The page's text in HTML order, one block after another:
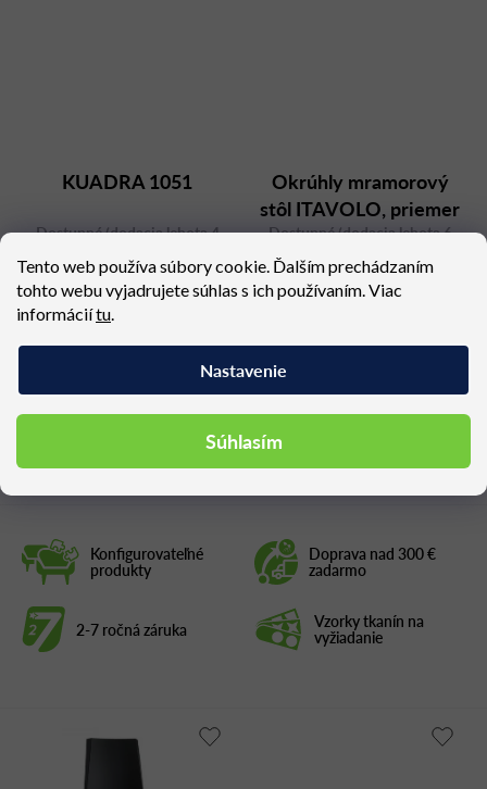
Tento web používa súbory cookie. Ďalším prechádzaním
tohto webu vyjadrujete súhlas s ich používaním. Viac
informáciítu
Nastavenie
Súhlasím
Konfigurovateľné
produkty
Doprava nad 300 €
zadarmo
2-7 ročná záruka Vzorky tkanín na
vyžiadanie
KUADRA 1051
Dostupné (dodacia lehota 4
317,34 €
Okrúhly mramorový
stôl ITAVOLO, priemer
140 cm
Dostupné (dodacia lehota 6
4 546,08 €
Podobné produkty